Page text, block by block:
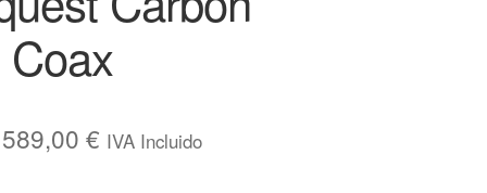
589,00 €Rango
IVA Incluido